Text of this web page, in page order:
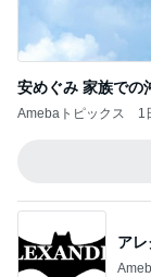
安めぐみ 家族での
Amebaトピックス 1
ア